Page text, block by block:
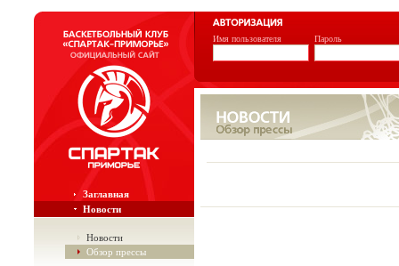
Имя пользователя Пароль
Заглавная
Новости
Новости
Обзор прессы